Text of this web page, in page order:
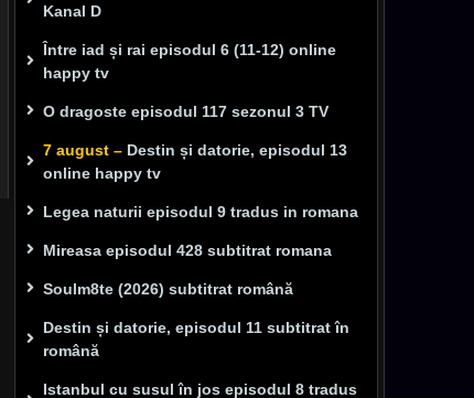
Kanal D
Între iad și rai episodul 6 (11-12) online
happy tv
O dragoste episodul 117 sezonul 3 TV
7 august – Destin și datorie, episodul 13
online happy tv
Legea naturii episodul 9 tradus in romana
Mireasa episodul 428 subtitrat romana
Soulm8te (2026) subtitrat română
Destin și datorie, episodul 11 subtitrat în
română
Istanbul cu susul în jos episodul 8 tradus